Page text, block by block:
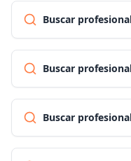
Buscar
Buscar
Buscar